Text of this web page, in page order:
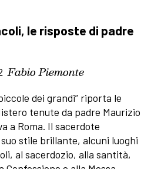
le risposte di padre
Fabio Piemonte
dei grandi” riporta le
tenute da padre Maurizio
a Roma. Il sacerdote
stile brillante, alcuni luoghi
al sacerdozio, alla santità,